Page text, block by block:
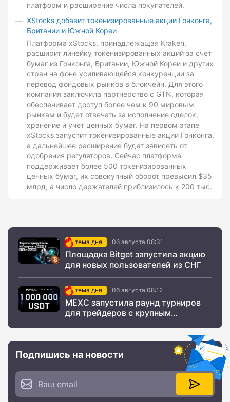
платформ и расширение числа покупателей.
XStocks добавит токенизированные акции Гонконга,
Британии и Южной Кореи
Платформа xStocks, принадлежащая Kraken,
расширит линейку токенизированных акций за счет
бумаг из Гонконга, Британии, Южной Кореи и других
стран на фоне усиливающейся конкуренции за
перевод фондовых рынков в блокчейн. Для этого
компания заключила партнерство с GTN, которая
обеспечивает доступ более чем к 90 мировым
рынкам и будет отвечать за исполнение сделок,
хранение и учет ценных бумаг. На первом этапе
xStocks запустит токенизированные акции Гонконга,
а дальнейшее расширение будет зависеть от
одобрения регуляторов. Сейчас платформа
поддерживает более 500 токенизированных
ценных бумаг, их совокупный оборот превысил $35
млрд, а число держателей приблизилось к 200 тыс.
тема дня 06 августа 08:31
Площадка Bitget запустила акцию
для новых пользователей из СНГ
тема дня 06 августа 08:12
MEXC запустила раунд турниров
для трейдеров с крупным
Подпишись на новости